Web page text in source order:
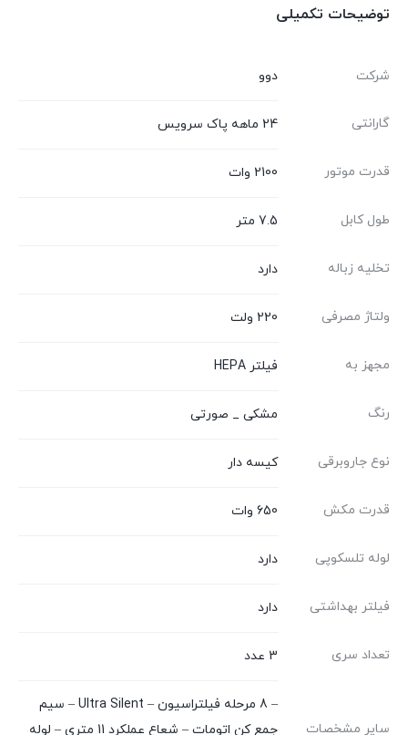
توضیحات تکمیلی
شرکت دوو
گارانتی 24 ماهه پاک سرویس
قدرت موتور 2100 وات
طول کابل 7.5 متر
تخلیه زباله دارد
ولتاژ مصرفی 220 ولت
مجهز به فیلتر HEPA
رنگ مشکی _ صورتی
نوع جاروبرقی کیسه دار
قدرت مکش 650 وات
لوله تلسکوپی دارد
فیلتر بهداشتی دارد
تعداد سری 3 عدد
سایر مشخصات
– 8 مرحله فیلتراسیون – Ultra Silent – سیم
جمع کن اتومات – شعاع عملکرد 11 متری – لوله